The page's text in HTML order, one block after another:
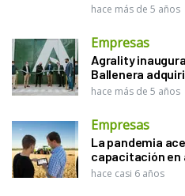
hace más de 5 años
Empresas
Agrality
Ballenera
hace más de 5 años
Empresas
La pandemia
capacitación en
hace casi 6 años